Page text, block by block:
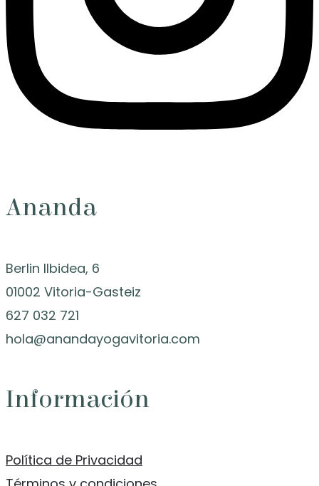
Ananda
Berlin Ilbidea, 6
01002 Vitoria-Gasteiz
627 032 721
hola@anandayogavitoria.com
Información
Política de Privacidad